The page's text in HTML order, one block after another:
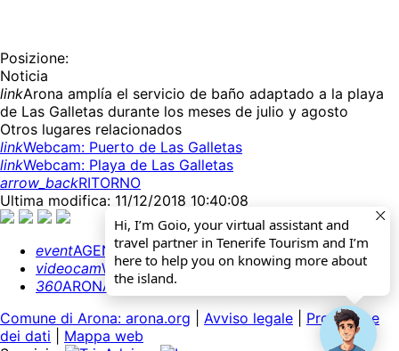
Hi, I’m Goio, your virtual assistant and
travel partner in Tenerife Tourism and I’m
here to help you on knowing more about
the island.
Posizione:
Noticia
linkArona amplía el servicio de baño adaptado a la playa
de Las Galletas durante los meses de julio y agosto
Otros lugares relacionados
linkWebcam: Puerto de Las Galletas
linkWebcam: Playa de Las Galletas
arrow_backRITORNO
Ultima modifica: 11/12/2018 10:40:08
eventAGENDA
videocamWEBCAMS
360ARONA 360º
Comune di Arona: arona.org
Avviso legale
Protezione
dei dati
Mappa web